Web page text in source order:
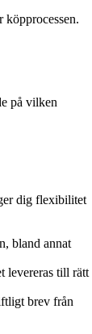
köpprocessen.
på vilken
dig flexibilitet
bland annat
levereras till rätt
brev från